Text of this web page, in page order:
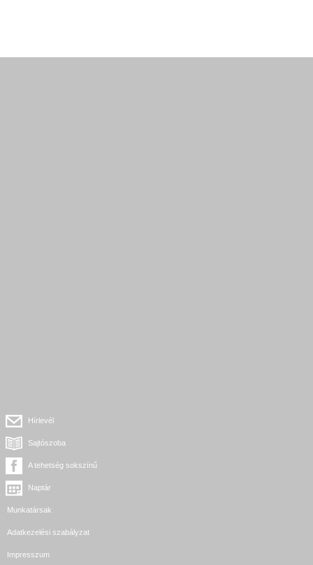
Hírlevél
Sajtószoba
A tehetség sokszínű
Naptár
Munkatársak
Adatkezelési szabályzat
Impresszum